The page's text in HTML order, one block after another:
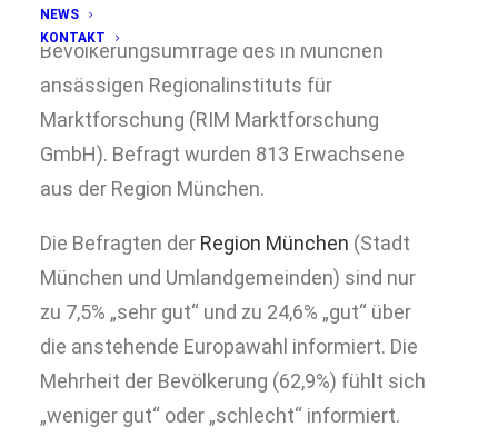
NEWS
KONTAKT
Winter 2024 durchgeführte
Bevölkerungsumfrage des in München
ansässigen Regionalinstituts für
Marktforschung (RIM Marktforschung
GmbH). Befragt wurden 813 Erwachsene
aus der Region München.
Die Befragten der Region München (Stadt
München und Umlandgemeinden) sind nur
zu 7,5% „sehr gut“ und zu 24,6% „gut“ über
die anstehende Europawahl informiert. Die
Mehrheit der Bevölkerung (62,9%) fühlt sich
„weniger gut“ oder „schlecht“ informiert.